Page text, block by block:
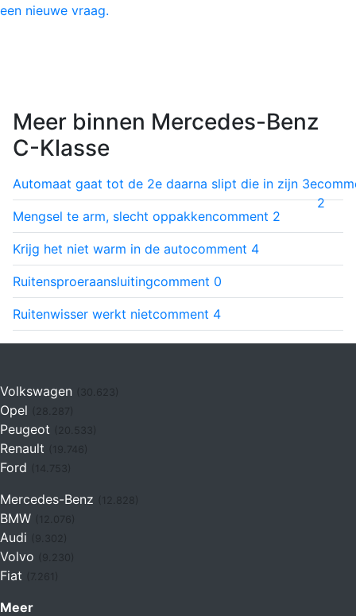
een nieuwe vraag.
Meer binnen Mercedes-Benz
C-Klasse
Automaat gaat tot de 2e daarna slipt die in zijn 3e
2
Mengsel te arm, slecht oppakkencomment 2
Krijg het niet warm in de autocomment 4
Ruitensproeraansluitingcomment 0
Ruitenwisser werkt nietcomment 4
Volkswagen (30.623)
Opel
Peugeot
Renault (19.746)
Ford (14.753)
Mercedes-Benz
BMW (12.076)
Audi
Volvo
Fiat (7.261)
Meer